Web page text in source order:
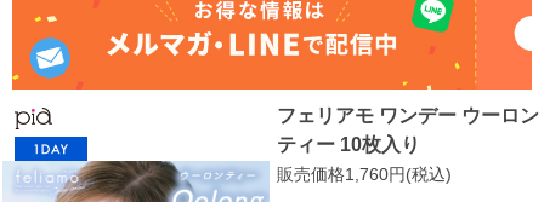
フェリアモ ワンデー ウーロン
ティー 10枚入り
販売価格1,760円(税込)